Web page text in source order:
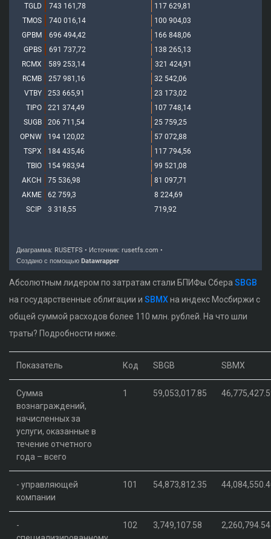
Абсолютным лидером по затратам стали БПИФы Сбера SBGB
на государственные облигации и SBMXна индекс Мосбиржи с
общей суммой расходов более 110 млн. рублей. На что шли
траты? Подробности ниже.
Показатель Код SBGB SBMX
Сумма
вознаграждений,
начисленных за
услуги, оказанные в
течение отчетного
года – всего
1 59,053,017.85
- управляющей
компании
101 54,873,812.35
-
102 3,749,107.58 2,260,794.54